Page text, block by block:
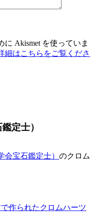
Akismet を使っていま
細はこちらをご覧くださ
定士）
会宝石鑑定士） のクロム
作られたクロムハーツ